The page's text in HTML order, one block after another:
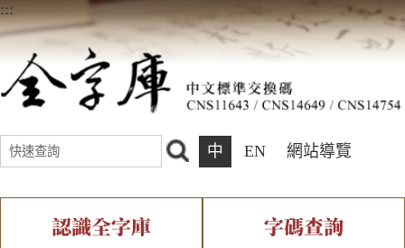
:::
中 EN 網站導覽
認識全字庫 字碼查詢